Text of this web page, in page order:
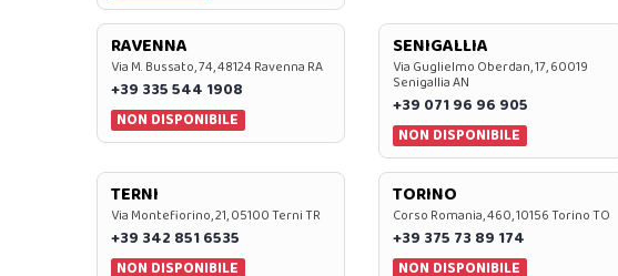
RAVENNA
Via M. Bussato, 74, 48124 Ravenna RA
+39 335 544 1908
NON DISPONIBILE
SENIGALLIA
Via Guglielmo Oberdan, 17, 60019
Senigallia AN
+39 071 96 96 905
NON DISPONIBILE
TERNI
Via Montefiorino, 21, 05100 Terni TR
+39 342 851 6535
NON DISPONIBILE
TORINO
Corso Romania, 460, 10156 Torino TO
+39 375 73 89 174
NON DISPONIBILE